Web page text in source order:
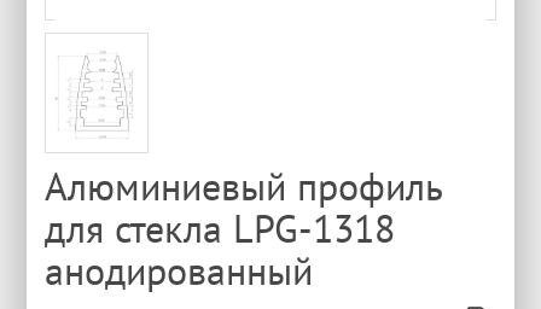
Алюминиевый профиль
для стекла LPG-1318
анодированный